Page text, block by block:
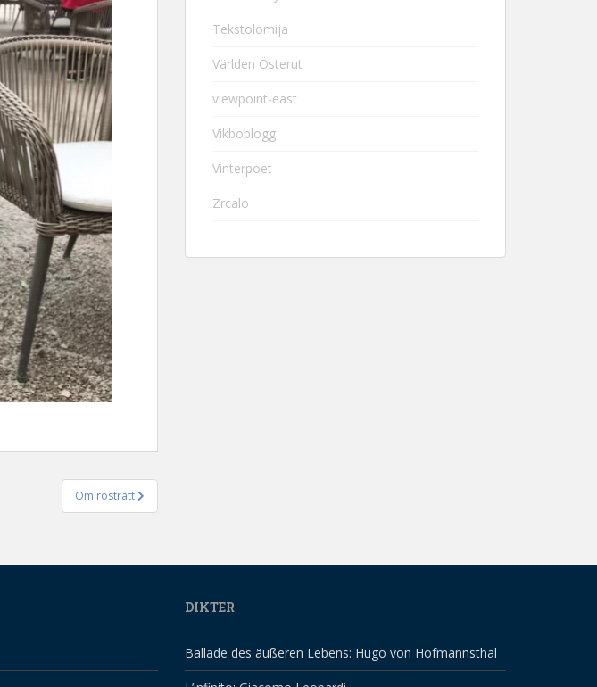
Om rösträtt
Tekstolomija
Världen Österut
viewpoint-east
Vikboblogg
Vinterpoet
Zrcalo
DIKTER
Ballade des äußeren Lebens: Hugo von Hofmannsthal